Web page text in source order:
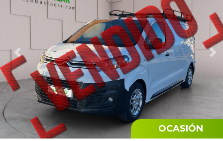
OCASIÓN
siguiente